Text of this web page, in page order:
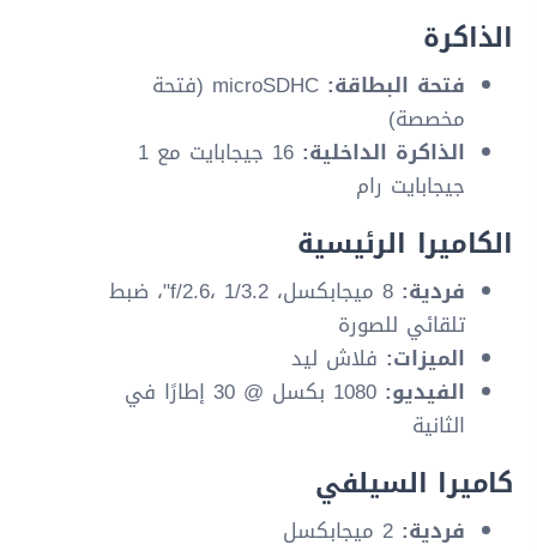
الذاكرة
فتحة البطاقة:
microSDHC (فتحة
مخصصة)
الذاكرة الداخلية:
16 جيجابايت مع 1
جيجابايت رام
الكاميرا الرئيسية
فردية:
8 ميجابكسل، f/2.6، 1/3.2"، ضبط
تلقائي للصورة
الميزات: فلاش ليد
الفيديو:
1080 بكسل @ 30 إطارًا في
الثانية
كاميرا السيلفي
فردية: